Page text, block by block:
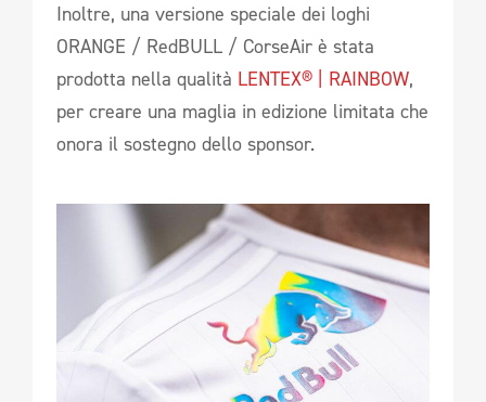
Inoltre, una versione speciale dei loghi
ORANGE / RedBULL / CorseAir è stata
prodotta nella qualità LENTEX® | RAINBOW,
per creare una maglia in edizione limitata che
onora il sostegno dello sponsor.